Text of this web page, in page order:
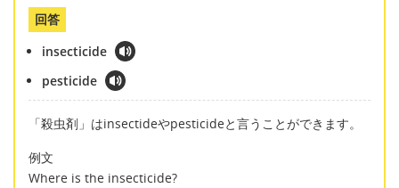
回答
insecticide
pesticide
「殺虫剤」はinsectideやpesticideと言うことができます。
例文
Where is the insecticide?